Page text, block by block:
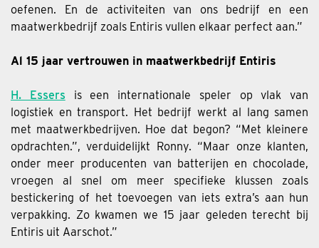
oefenen. En de activiteiten van ons bedrijf en een
maatwerkbedrijf zoals Entiris vullen elkaar perfect aan.”
Al 15 jaar vertrouwen in maatwerkbedrijf Entiris
H. Essers is een internationale speler op vlak van
logistiek en transport. Het bedrijf werkt al lang samen
met maatwerkbedrijven. Hoe dat begon? “Met kleinere
opdrachten.”, verduidelijkt Ronny. “Maar onze klanten,
onder meer producenten van batterijen en chocolade,
vroegen al snel om meer specifieke klussen zoals
bestickering of het toevoegen van iets extra’s aan hun
verpakking. Zo kwamen we 15 jaar geleden terecht bij
Entiris uit Aarschot.”